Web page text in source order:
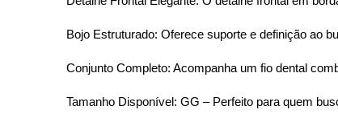
Bojo Estruturado: Oferece suporte e definição ao
Conjunto Completo: Acompanha um fio dental
Tamanho Disponível: GG – Perfeito para quem